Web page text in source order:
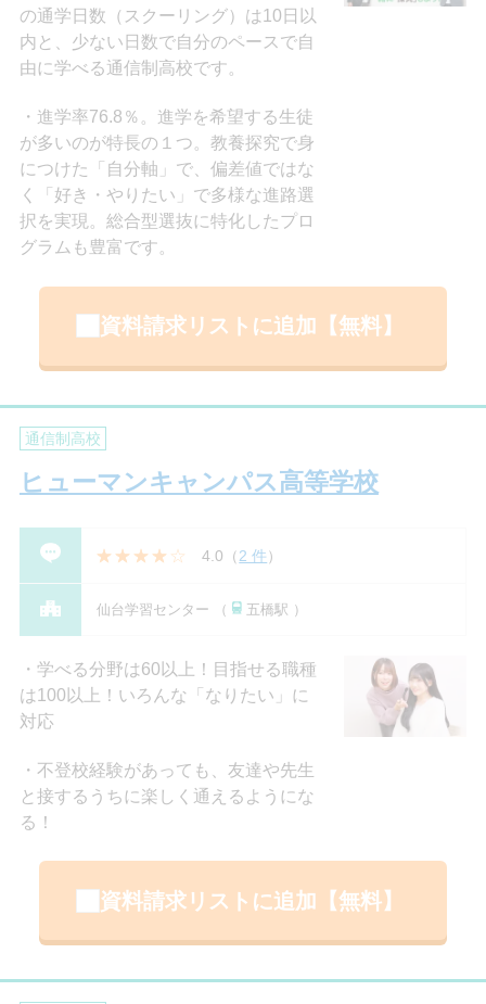
の通学日数（スクーリング）は10日以
内と、少ない日数で自分のペースで自
由に学べる通信制高校です。
進学率76.8％。進学を希望する生徒
が多いのが特長の１つ。教養探究で身
につけた「自分軸」で、偏差値ではな
く「好き・やりたい」で多様な進路選
択を実現。総合型選抜に特化したプロ
グラムも豊富です。
資料請求リストに追加【無料】
通信制高校
ヒューマンキャンパス高等学校
4.0 （2 件）
仙台学習センター （ 五橋駅 ）
学べる分野は60以上！目指せる職種
は100以上！いろんな「なりたい」に
対応
不登校経験があっても、友達や先生
と接するうちに楽しく通えるようにな
る！
資料請求リストに追加【無料】